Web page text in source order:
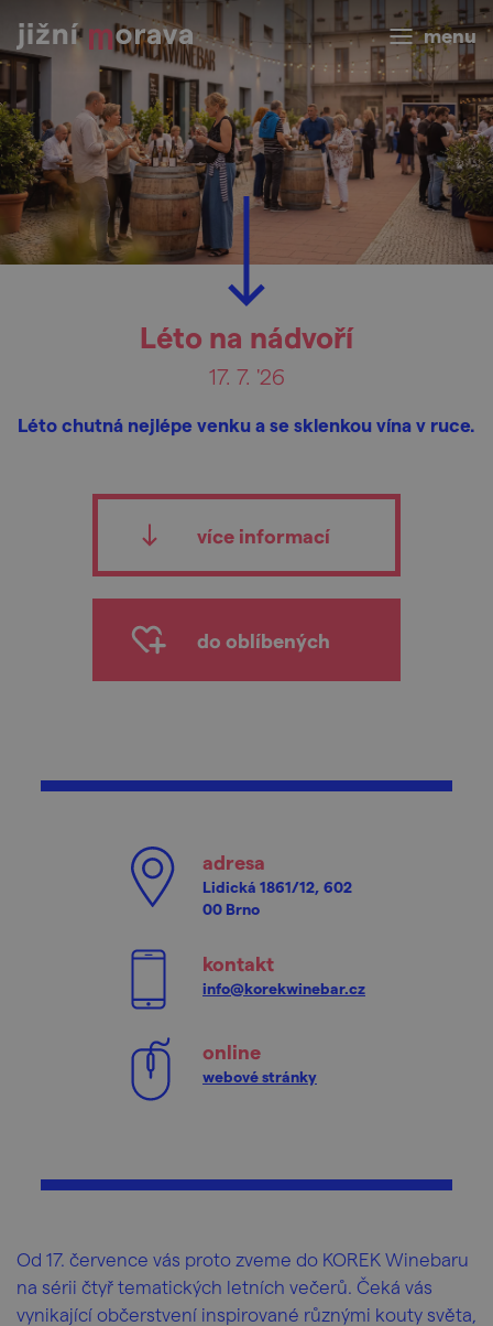
menu
Léto na nádvoří
17. 7. '26
Léto chutná nejlépe venku a se sklenkou vína v ruce.
více informací
do oblíbených
adresa
Lidická 1861/12, 602
00 Brno
kontakt
info@korekwinebar.cz
online
webové stránky
Od 17. července vás proto zveme do KOREK Winebaru
na sérii čtyř tematických letních večerů. Čeká vás
vynikající občerstvení inspirované různými kouty světa,